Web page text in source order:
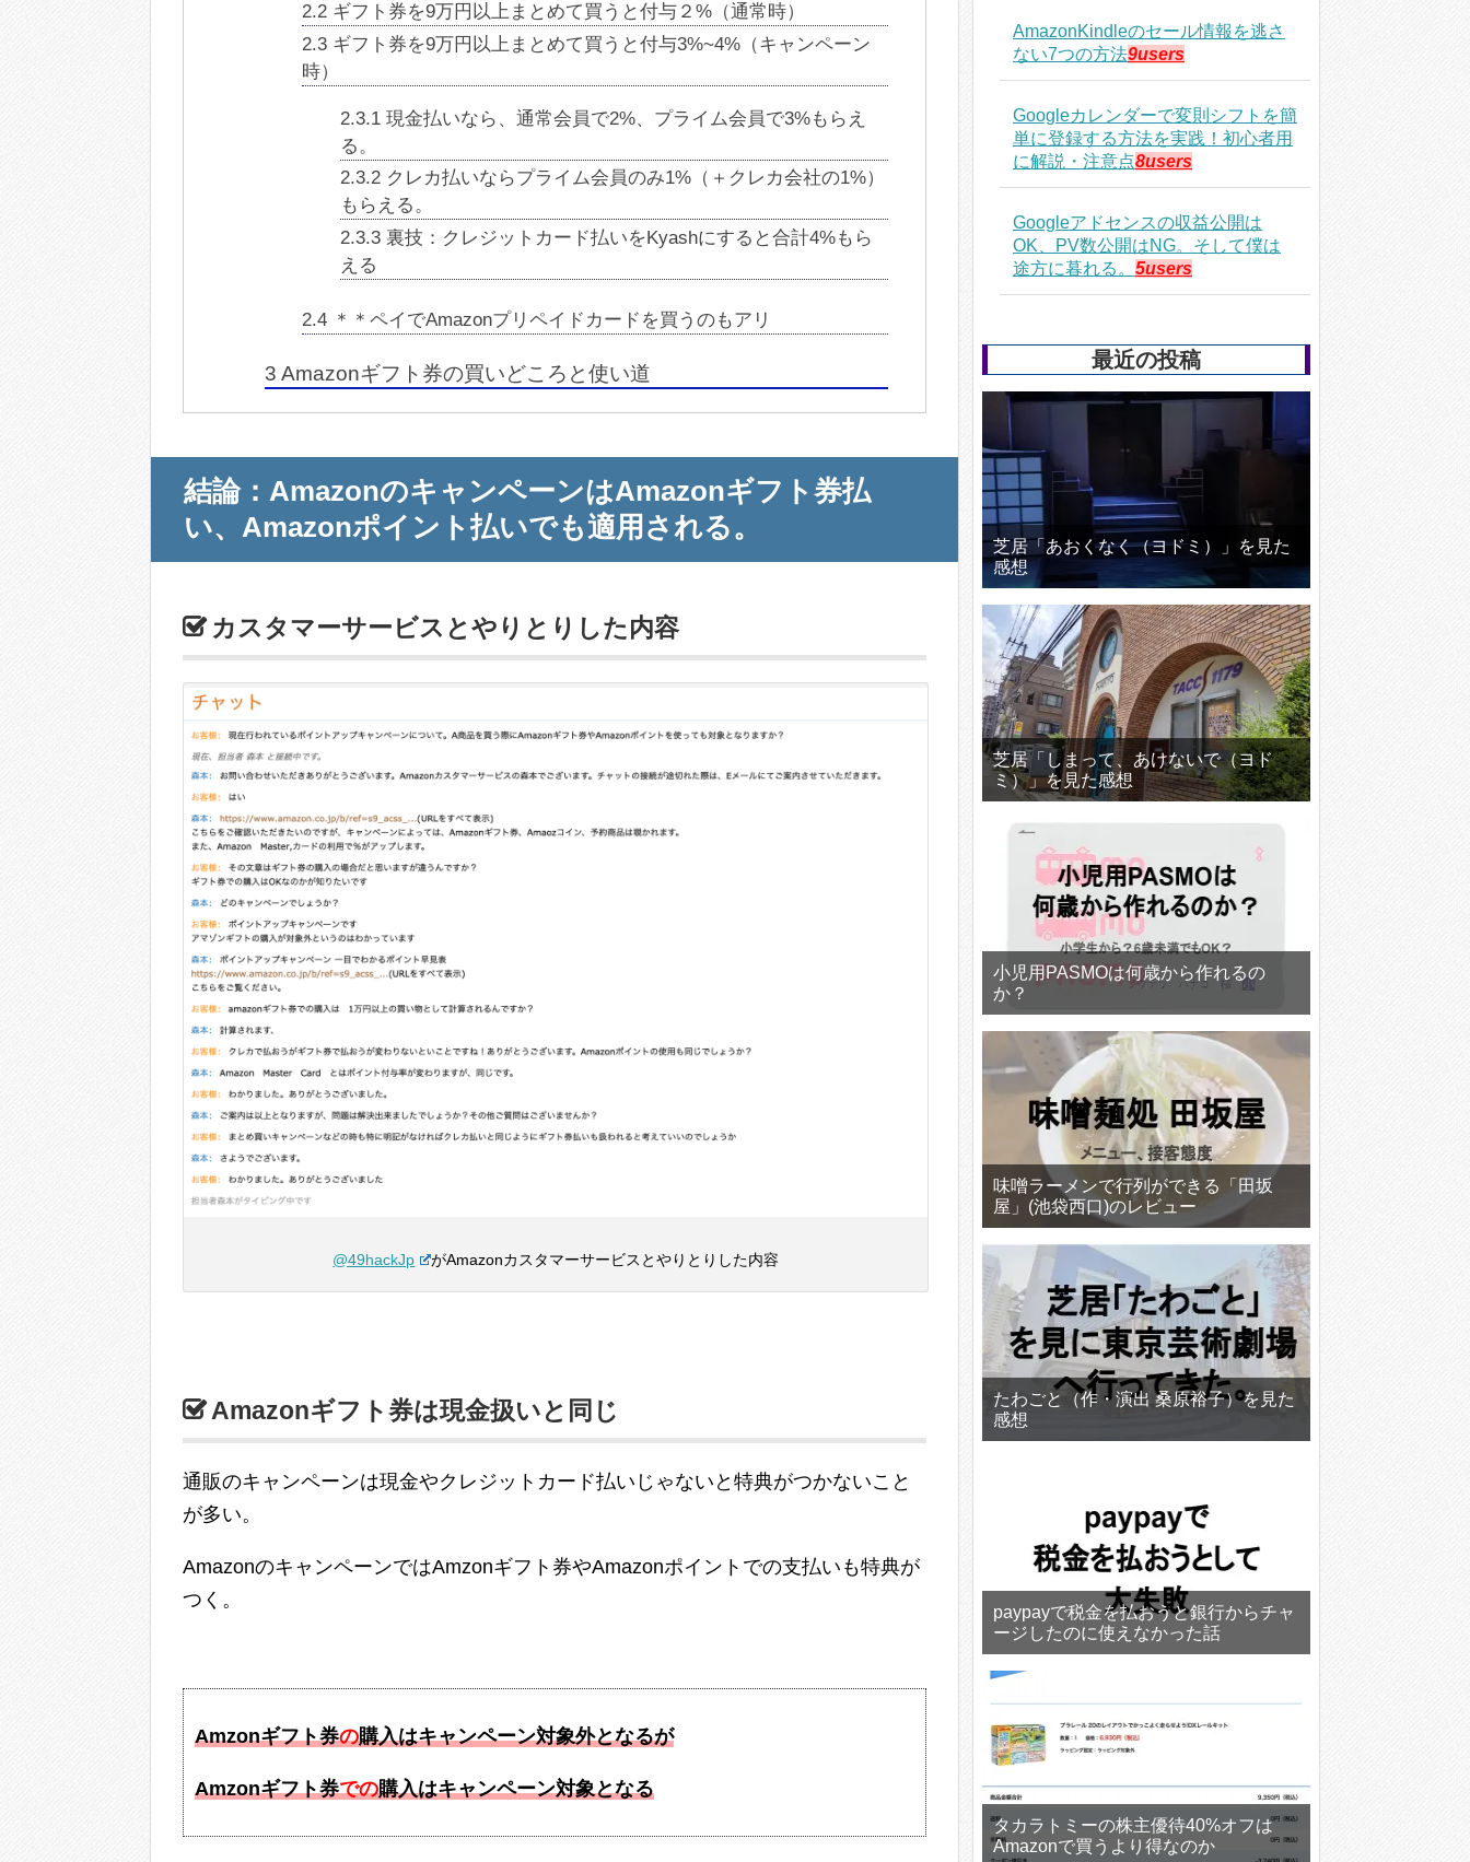
2.2 ギフト券を9万円以上まとめて買うと付与２%（通常時）
2.3 ギフト券を9万円以上まとめて買うと付与3%~4%（キャンペーン
時）
2.3.1現金払いなら、通常会員で2%、プライム会員で3%もらえ
る。
2.3.2クレカ払いならプライム会員のみ1%（＋クレカ会社の1%）
もらえる。
2.3.3裏技：クレジットカード払いをKyashにすると合計4%もら
える
2.4 ＊＊ペイでAmazonプリペイドカードを買うのもアリ
3 Amazonギフト券の買いどころと使い道
結論：AmazonのキャンペーンはAmazonギフト券払
い、Amazonポイント払いでも適用される。
カスタマーサービスとやりとりした内容
@49hackJp がAmazonカスタマーサービスとやりとりした内容
Amazonギフト券は現金扱いと同じ
通販のキャンペーンは現金やクレジットカード払いじゃないと特典がつかないこと
が多い。
AmazonのキャンペーンではAmzonギフト券やAmazonポイントでの支払いも特典が
つく。
Amzonギフト券の購入はキャンペーン対象外となるが
Amzonギフト券での購入はキャンペーン対象となる
AmazonKindleのセール情報を逃さ
ない7つの方法9users
Googleカレンダーで変則シフトを簡
単に登録する方法を実践！初心者用
に解説・注意点8users
Googleアドセンスの収益公開は
OK、PV数公開はNG。そして僕は
途方に暮れる。 5users
最近の投稿
芝居「あおくなく（ヨドミ）」を見た
感想
芝居「しまって、あけないで（ヨド
ミ）」を見た感想
小児用PASMOは何歳から作れるの
か？
味噌ラーメンで行列ができる「田坂
屋」(池袋西口)のレビュー
たわごと（作・演出 桑原裕子）を見た
感想
paypayで税金を払おうと銀行からチャ
ージしたのに使えなかった話
タカラトミーの株主優待40%オフは
Amazonで買うより得なのか